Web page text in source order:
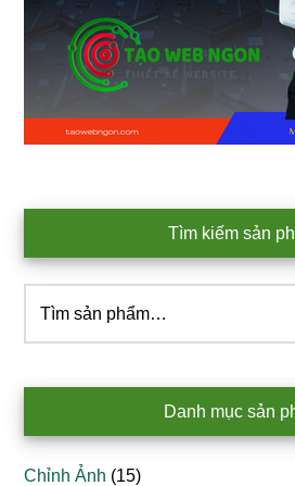
Tìm kiếm sản
kiếm:
Danh mục sản
Chỉnh Ảnh (15)